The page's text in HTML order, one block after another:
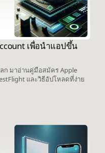
เพื่อนำแอปขึ้น
ก มาอ่านคู่มือสมัคร Apple
และวิธีอัปโหลดที่ง่าย